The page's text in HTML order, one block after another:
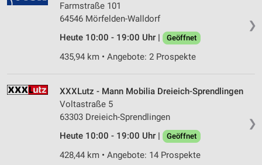
❯
Farmstraße 101
64546 Mörfelden-Walldorf
Heute 10:00 - 19:00 Uhr |
Geöffnet
435,94 km • Angebote: 2 Prospekte
❯
XXXLutz - Mann Mobilia Dreieich-Sprendlingen
Voltastraße 5
63303 Dreieich-Sprendlingen
Heute 10:00 - 19:00 Uhr |
Geöffnet
428,44 km • Angebote: 14 Prospekte